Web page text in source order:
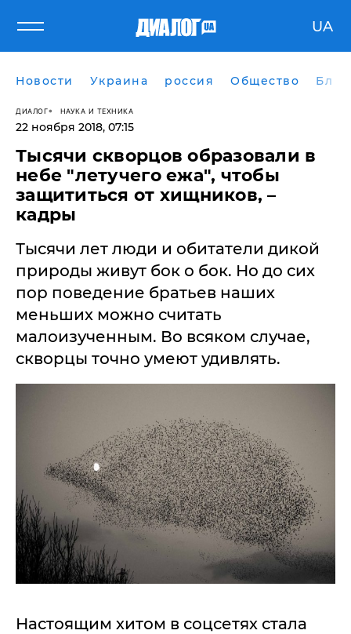
UA
Новости Украина россия Общество
ДИАЛОГ НАУКА И ТЕХНИКА
22 ноября 2018, 07:15
Тысячи скворцов образовали в
небе "летучего ежа", чтобы
защититься от хищников, –
кадры
Тысячи лет люди и обитатели дикой
природы живут бок о бок. Но до сих
пор поведение братьев наших
меньших можно считать
малоизученным. Во всяком случае,
скворцы точно умеют удивлять.
Настоящим хитом в соцсетях стала